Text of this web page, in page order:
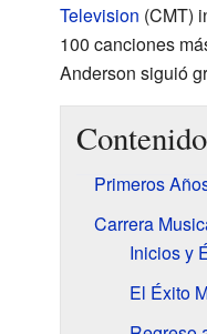
Television (CMT)
100 canciones
Anderson siguió
Contenido
Primeros
Carrera
Inicios y
El Éxito